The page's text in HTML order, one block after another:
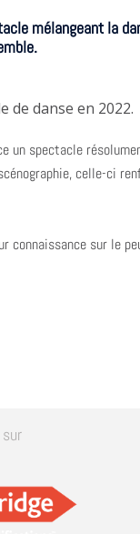
mélangeant la
de danse en 2022.
un spectacle
celle-ci
connaissance sur le